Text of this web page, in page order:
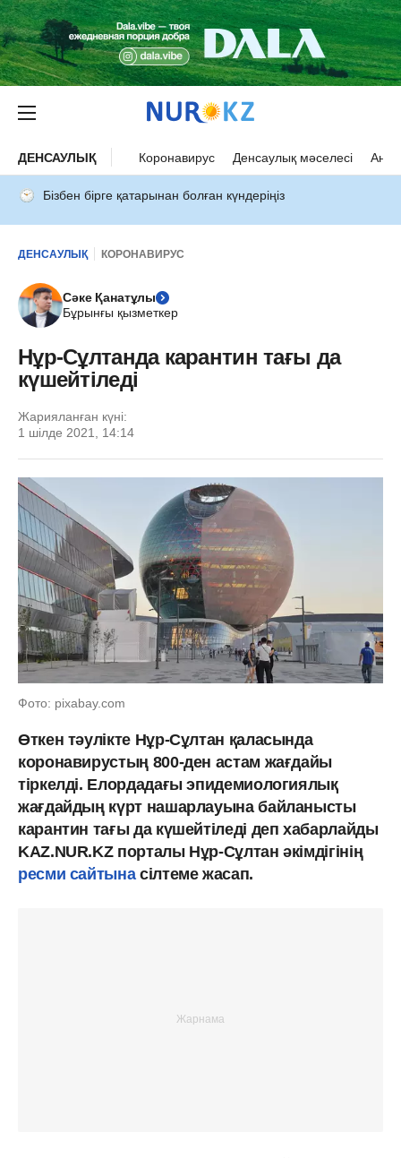
ДЕНСАУЛЫҚ Коронавирус Денсаулық мәселесі Ана
Бізбен бірге қатарынан болған күндеріңіз
ДЕНСАУЛЫҚ КОРОНАВИРУС
Сәке Қанатұлы
Бұрынғы қызметкер
Нұр-Сұлтанда карантин тағы да
күшейтіледі
Жарияланған күні:
1 шілде 2021, 14:14
Фото: pixabay.com
Өткен тәулікте Нұр-Сұлтан қаласында
коронавирустың 800-ден астам жағдайы
тіркелді. Елордадағы эпидемиологиялық
жағдайдың күрт нашарлауына байланысты
карантин тағы да күшейтіледі деп хабарлайды
KAZ.NUR.KZ порталы Нұр-Сұлтан әкімдігінің
ресми сайтынасілтеме жасап.